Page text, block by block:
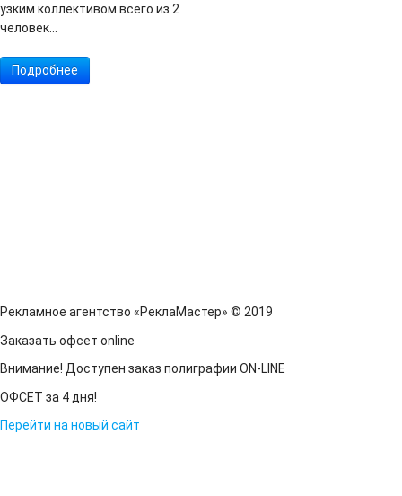
узким коллективом всего из 2
человек...
Подробнее
Рекламное агентство «РеклаМастер» © 2019
Заказать офсет online
Внимание! Доступен заказ полиграфии ON-LINE
ОФСЕТ за 4 дня!
Перейти на новый сайт